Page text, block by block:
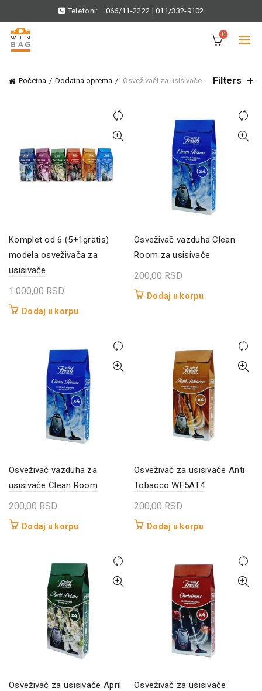
Telefoni: 066/11-2222 |011/332-9102
0
Početna Dodatna oprema Osveživači za usisivače Filters
Komplet od 6 (5+1gratis)
modela osveživača za
usisivače
1.000,00 RSD
Dodaj u korpu
Osveživač vazduha Clean
Room za usisivače
200,00 RSD
Dodaj u korpu
Osveživač vazduha za
usisivače Clean Room
200,00 RSD
Dodaj u korpu
Osveživač za usisivače Anti
Tobacco WF5AT4
200,00 RSD
Dodaj u korpu
Osveživač za usisivače April
Osveživač za usisivače